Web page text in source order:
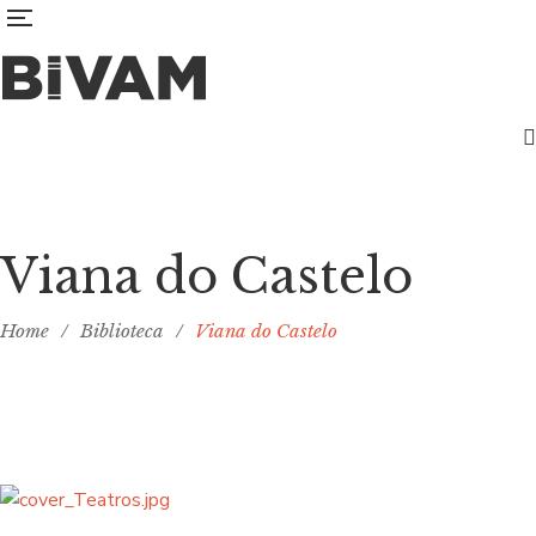
Viana do Castelo
Home / Biblioteca / Viana do Castelo